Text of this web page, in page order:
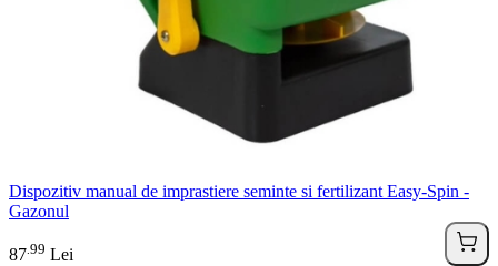
Dispozitiv manual de imprastiere seminte si fertilizant Easy-Spin -
Gazonul
87 99 Lei